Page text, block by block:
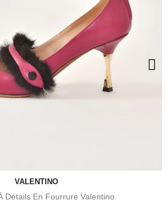
VALENTINO
Détails En Fourrure Valentino